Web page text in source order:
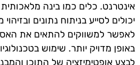
אינטרנט. כלים כמו בינה
יכולים לסייע בניתוח נתונים
לאפשר למשווקים להתאים את
באופן מדויק יותר. שימוש
לבצע אופטימיזציה של התוכן